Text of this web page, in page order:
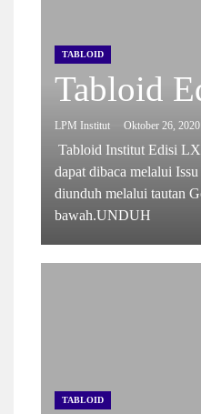
TABLOID
Tabloid
LPM Institut Oktober 26, 2020
Tabloid Institut Edisi
dapat dibaca melalui
diunduh melalui tautan
bawah.UNDUH
TABLOID